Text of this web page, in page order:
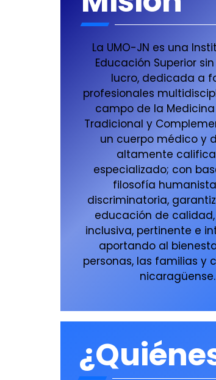
La UMO-JN es una
Educación Superior
lucro, dedicada a
profesionales
campo de la
Tradicional y
un cuerpo médico y
altamente
especializado; con
filosofía
discriminatoria,
educación de
inclusiva, pertinente e
aportando al
personas, las familias y
nicaragüense.